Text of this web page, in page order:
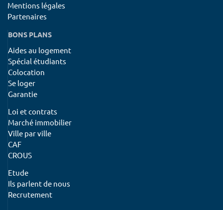
Mentions légales
Partenaires
BONS PLANS
Aides au logement
Spécial étudiants
Colocation
Se loger
Garantie
Loi et contrats
Marché immobilier
Ville par ville
CAF
CROUS
Etude
Ils parlent de nous
Recrutement